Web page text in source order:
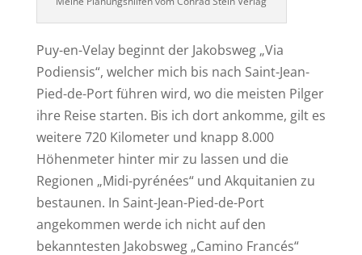
Puy-en-Velay beginnt der Jakobsweg „Via
Podiensis“, welcher mich bis nach Saint-Jean-
Pied-de-Port führen wird, wo die meisten Pilger
ihre Reise starten. Bis ich dort ankomme, gilt es
weitere 720 Kilometer und knapp 8.000
Höhenmeter hinter mir zu lassen und die
Regionen „Midi-pyrénées“ und Akquitanien zu
bestaunen. In Saint-Jean-Pied-de-Port
angekommen werde ich nicht auf den
bekanntesten Jakobsweg „Camino Francés“